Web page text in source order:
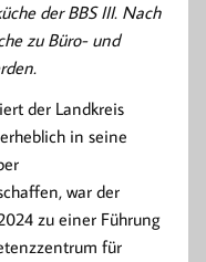
der BBS III. Nach
zu Büro- und
der Landkreis
in seine
war der
zu einer Führung
für